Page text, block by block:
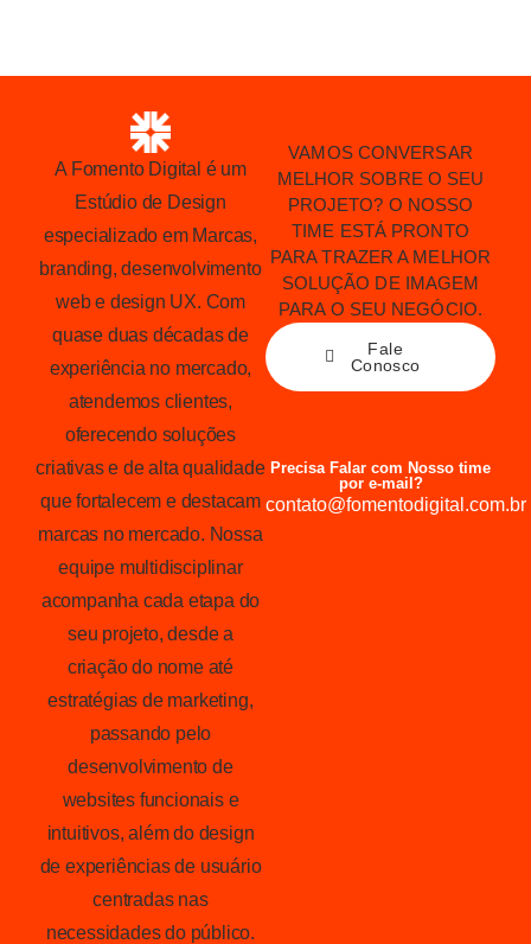
A Fomento Digital é um
Estúdio de Design
especializado em Marcas,
branding, desenvolvimento
web e design UX. Com
quase duas décadas de
experiência no mercado,
atendemos clientes,
oferecendo soluções
criativas e de alta qualidade
que fortalecem e destacam
marcas no mercado. Nossa
equipe multidisciplinar
acompanha cada etapa do
seu projeto, desde a
criação do nome até
estratégias de marketing,
passando pelo
desenvolvimento de
websites funcionais e
intuitivos, além do design
de experiências de usuário
centradas nas
necessidades do público.
VAMOS CONVERSAR
MELHOR SOBRE O SEU
PROJETO? O NOSSO
TIME ESTÁ PRONTO
PARA TRAZER A MELHOR
SOLUÇÃO DE IMAGEM
PARA O SEU NEGÓCIO.
Fale
Conosco
Precisa Falar com Nosso time
por e-mail?
contato@fomentodigital.com.br